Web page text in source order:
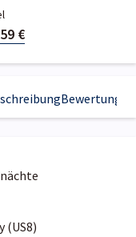
€
Bewertungen
(US8)